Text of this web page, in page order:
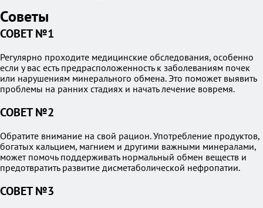
Советы
СОВЕТ №1
Регулярно проходите медицинские обследования, особенно
если у вас есть предрасположенность к заболеваниям почек
или нарушениям минерального обмена. Это поможет выявить
проблемы на ранних стадиях и начать лечение вовремя.
СОВЕТ №2
Обратите внимание на свой рацион. Употребление продуктов,
богатых кальцием, магнием и другими важными минералами,
может помочь поддерживать нормальный обмен веществ и
предотвратить развитие дисметаболической нефропатии.
СОВЕТ №3